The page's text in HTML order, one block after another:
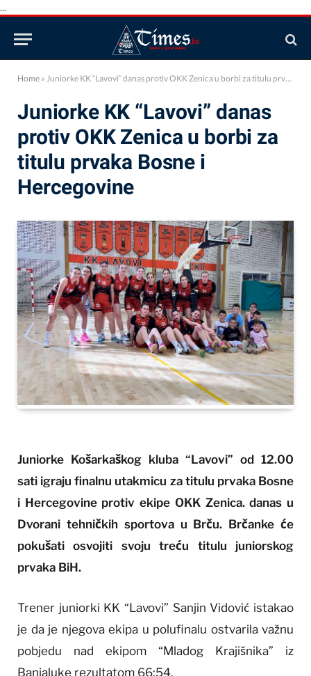
...
Home » Juniorke KK “Lavovi” danas protiv OKK Zenica u borbi za titulu prvaka Bosne i Hercegovine
Juniorke KK “Lavovi” danas
protiv OKK Zenica u borbi za
titulu prvaka Bosne i
Hercegovine
Juniorke Košarkaškog kluba “Lavovi” od 12.00
sati igraju finalnu utakmicu za titulu prvaka Bosne
i Hercegovine protiv ekipe OKK Zenica. danas u
Dvorani tehničkih sportova u Brču. Brčanke će
pokušati osvojiti svoju treću titulu juniorskog
prvaka BiH.
Trener juniorki KK “Lavovi” Sanjin Vidović istakao
je da je njegova ekipa u polufinalu ostvarila važnu
pobjedu nad ekipom “Mladog Krajišnika” iz
Banjaluke rezultatom 66:54.